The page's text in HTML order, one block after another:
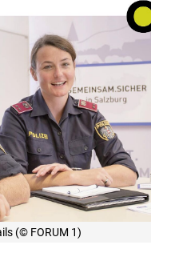
(© FORUM 1)